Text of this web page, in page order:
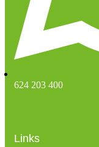
624 203 400
Links